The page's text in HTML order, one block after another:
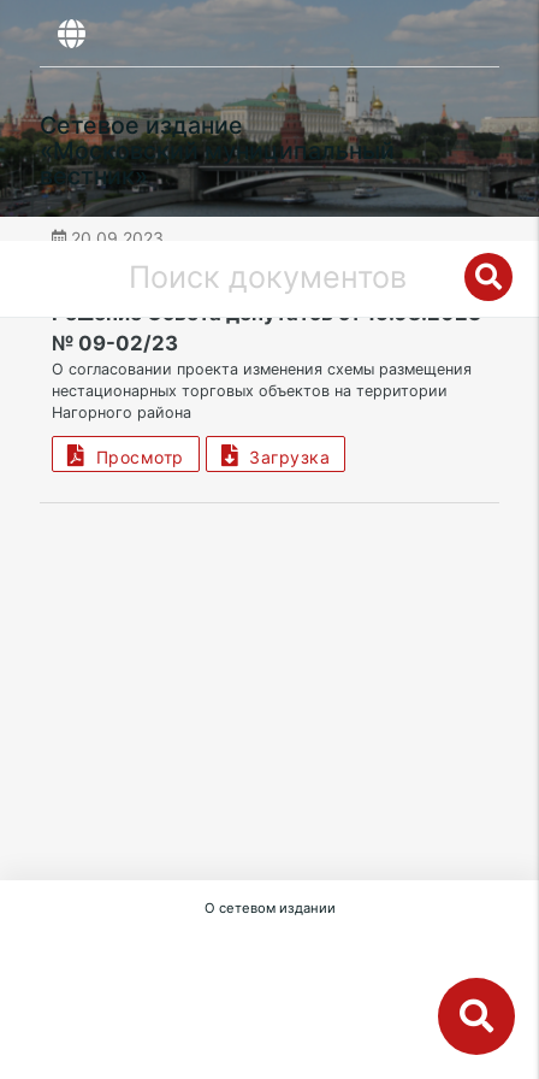
Сетевое издание
«Московский муниципальный
вестник»
20.09.2023
ЮАО | Муниципальный округ Нагорный
Решение Совета депутатов от 15.08.2023
№ 09-02/23
О согласовании проекта изменения схемы размещения
нестационарных торговых объектов на территории
Нагорного района
Просмотр Загрузка
О сетевом издании